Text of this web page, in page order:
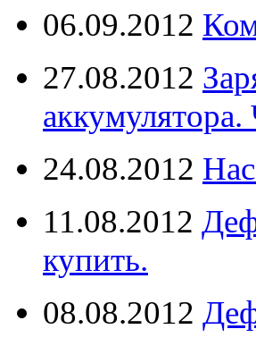
06.09.2012
27.08.2012
24.08.2012
11.08.2012
купить.
08.08.2012